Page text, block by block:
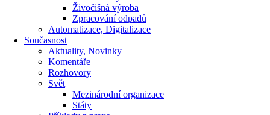
Živočišná výroba
Zpracování odpadů
Automatizace, Digitalizace
Současnost
Aktuality, Novinky
Komentáře
Rozhovory
Svět
Mezinárodní organizace
Státy